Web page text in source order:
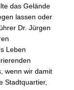
das Gelände
lassen oder
Dr. Jürgen
Leben
wenn wir damit
Stadtquartier,